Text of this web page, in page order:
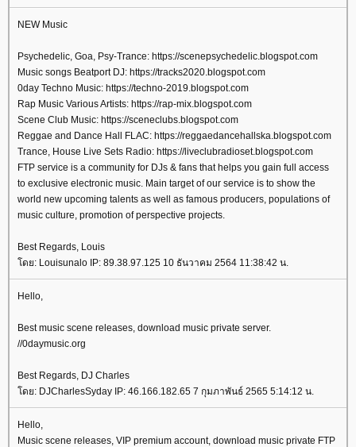
NEW Music
Psychedelic, Goa, Psy-Trance: https://scenepsychedelic.blogspot.com
Music songs Beatport DJ: https://tracks2020.blogspot.com
0day Techno Music: https://techno-2019.blogspot.com
Rap Music Various Artists: https://rap-mix.blogspot.com
Scene Club Music: https://sceneclubs.blogspot.com
Reggae and Dance Hall FLAC: https://reggaedancehallska.blogspot.com
Trance, House Live Sets Radio: https://liveclubradioset.blogspot.com
FTP service is a community for DJs & fans that helps you gain full access
to exclusive electronic music. Main target of our service is to show the
world new upcoming talents as well as famous producers, populations of
music culture, promotion of perspective projects.
Best Regards, Louis
ดย: Louisunalo IP: 89.38.97.125 10 ธันวาคม 2564 11:38:42 น.
Hello,
Best music scene releases, download music private server.
//0daymusic.org
Best Regards, DJ Charles
ดย: DJCharlesSyday IP: 46.166.182.65 7 กุมภาพันธ์ 2565 5:14:12 น.
Hello,
Music scene releases, VIP premium account, download music private FTP